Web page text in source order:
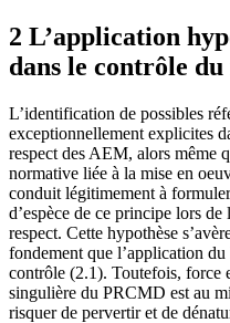
2 L’application
dans le contrôle
L’identification de possibles
exceptionnellement explicites
respect des AEM, alors même
normative liée à la mise en
conduit légitimement à
d’espèce de ce principe lors
respect. Cette hypothèse
fondement que l’application
contrôle (2.1). Toutefois, force
singulière du PRCMD est au
risquer de pervertir et de